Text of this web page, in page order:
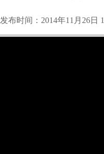
发布时间：2014年11月26日